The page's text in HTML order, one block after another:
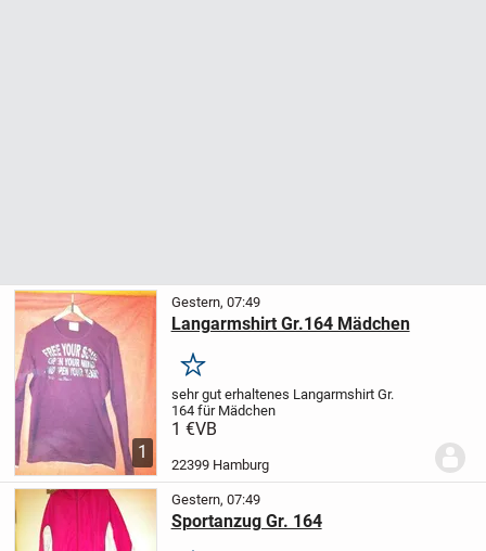
1
Gestern, 07:49
Langarmshirt Gr.164 Mädchen
Merken
sehr gut erhaltenes Langarmshirt Gr.
164 für Mädchen
1 €VB
22399 Hamburg
Gestern, 07:49
Sportanzug Gr. 164